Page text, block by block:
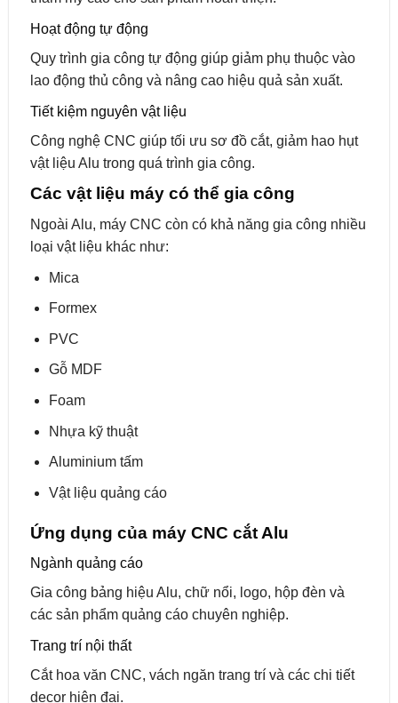
Hoạt động tự động
Quy trình gia công tự động giúp giảm phụ thuộc vào
lao động thủ công và nâng cao hiệu quả sản xuất.
Tiết kiệm nguyên vật liệu
Công nghệ CNC giúp tối ưu sơ đồ cắt, giảm hao hụt
vật liệu Alu trong quá trình gia công.
Các vật liệu máy có thể gia công
Ngoài Alu, máy CNC còn có khả năng gia công nhiều
loại vật liệu khác như:
Mica
Formex
PVC
Gỗ MDF
Foam
Nhựa kỹ thuật
Aluminium tấm
Vật liệu quảng cáo
Ứng dụng của máy CNC cắt Alu
Ngành quảng cáo
Gia công bảng hiệu Alu, chữ nổi, logo, hộp đèn và
các sản phẩm quảng cáo chuyên nghiệp.
Trang trí nội thất
Cắt hoa văn CNC, vách ngăn trang trí và các chi tiết
decor hiện đại.